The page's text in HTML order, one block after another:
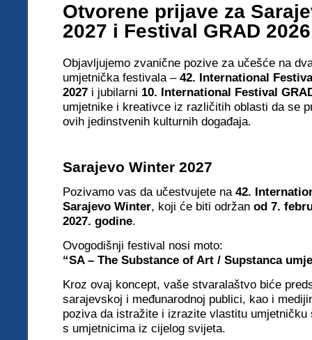
Otvorene prijave za
2027 i Festival GRAD 2026
Objavljujemo zvanične pozive za učešće na
umjetnička festivala – 42. International
2027 i jubilarni 10. International Festival
umjetnike i kreativce iz različitih oblasti da se
ovih jedinstvenih kulturnih događaja.
Sarajevo Winter 2027
Pozivamo vas da učestvujete na 42.
Sarajevo Winter, koji će biti održan od 7.
2027. godine.
Ovogodišnji festival nosi moto:
“SA – The Substance of Art / Supstanca
Kroz ovaj koncept, vaše stvaralaštvo biće
sarajevskoj i međunarodnoj publici, kao i
poziva da istražite i izrazite vlastitu umjetničku
s umjetnicima iz cijelog svijeta.